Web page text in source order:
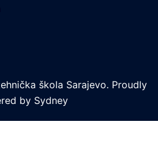
škola Sarajevo. Proudly
by Sydney